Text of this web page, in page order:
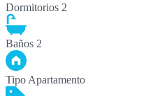
Dormitorios 2
Baños 2
Tipo Apartamento